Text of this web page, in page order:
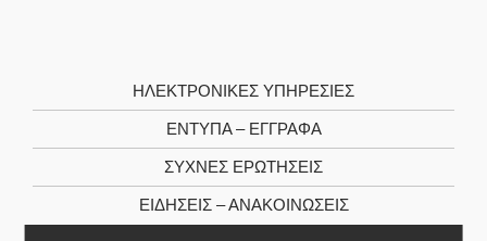
ΗΛΕΚΤΡΟΝΙΚΕΣ ΥΠΗΡΕΣΙΕΣ
ΕΝΤΥΠΑ – ΕΓΓΡΑΦΑ
ΣΥΧΝΕΣ ΕΡΩΤΗΣΕΙΣ
ΕΙΔΗΣΕΙΣ – ΑΝΑΚΟΙΝΩΣΕΙΣ